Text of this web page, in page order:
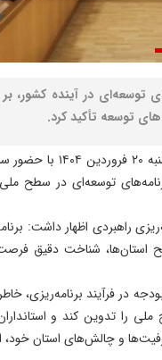
در آینده کشور، بر
توسعه تأکید کرد.
به گزارش نصر، مسعود پزشکیان بعد از
توسعه‌ای در سطح
راهبردی اظهار داشت:
شناخت دقیق
در فرآیند برنامه‌ریزی،
را تدوین کند و
و چالش‌های استان خود،